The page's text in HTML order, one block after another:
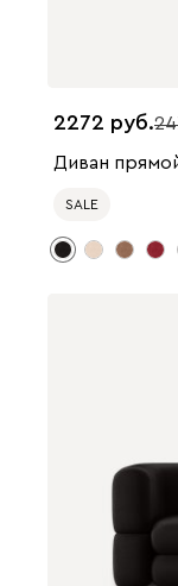
2272
Диван
SALE